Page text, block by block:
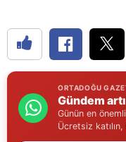
ORTADOĞU
Gündem
Günün en
Ücretsiz